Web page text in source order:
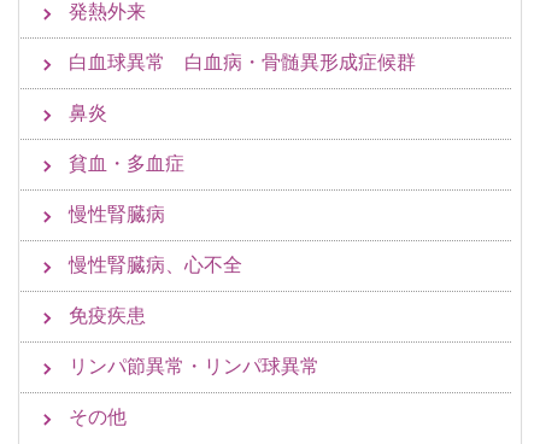
発熱外来
白血球異常 白血病・骨髄異形成症候群
鼻炎
貧血・多血症
慢性腎臓病
慢性腎臓病、心不全
免疫疾患
リンパ節異常・リンパ球異常
その他